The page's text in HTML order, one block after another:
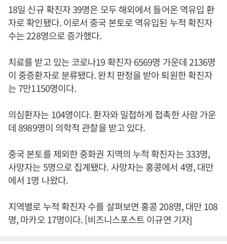
18일 신규 확진자 39명은 모두 해외에서 들어온 역유입 환
자로 확인됐다. 이로서 중국 본토로 역유입된 누적 확진자
수는 228명으로 증가했다.
치료를 받고 있는 코로나19 확진자 6569명 가운데 2136명
이 중증환자로 분류됐다. 완치 판정을 받아 퇴원한 확진자
는 7만1150명이다.
의심환자는 104명이다. 환자와 밀접하게 접촉한 사람 가운
데 8989명이 의학적 관찰을 받고 있다.
중국 본토를 제외한 중화권 지역의 누적 확진자는 333명,
사망자는 5명으로 집계됐다. 사망자는 홍콩에서 4명, 대만
에서 1명 나왔다.
지역별로 누적 확진자 수를 살펴보면 홍콩 208명, 대만 108
명, 마카오 17명이다. [비즈니스포스트 이규연 기자]